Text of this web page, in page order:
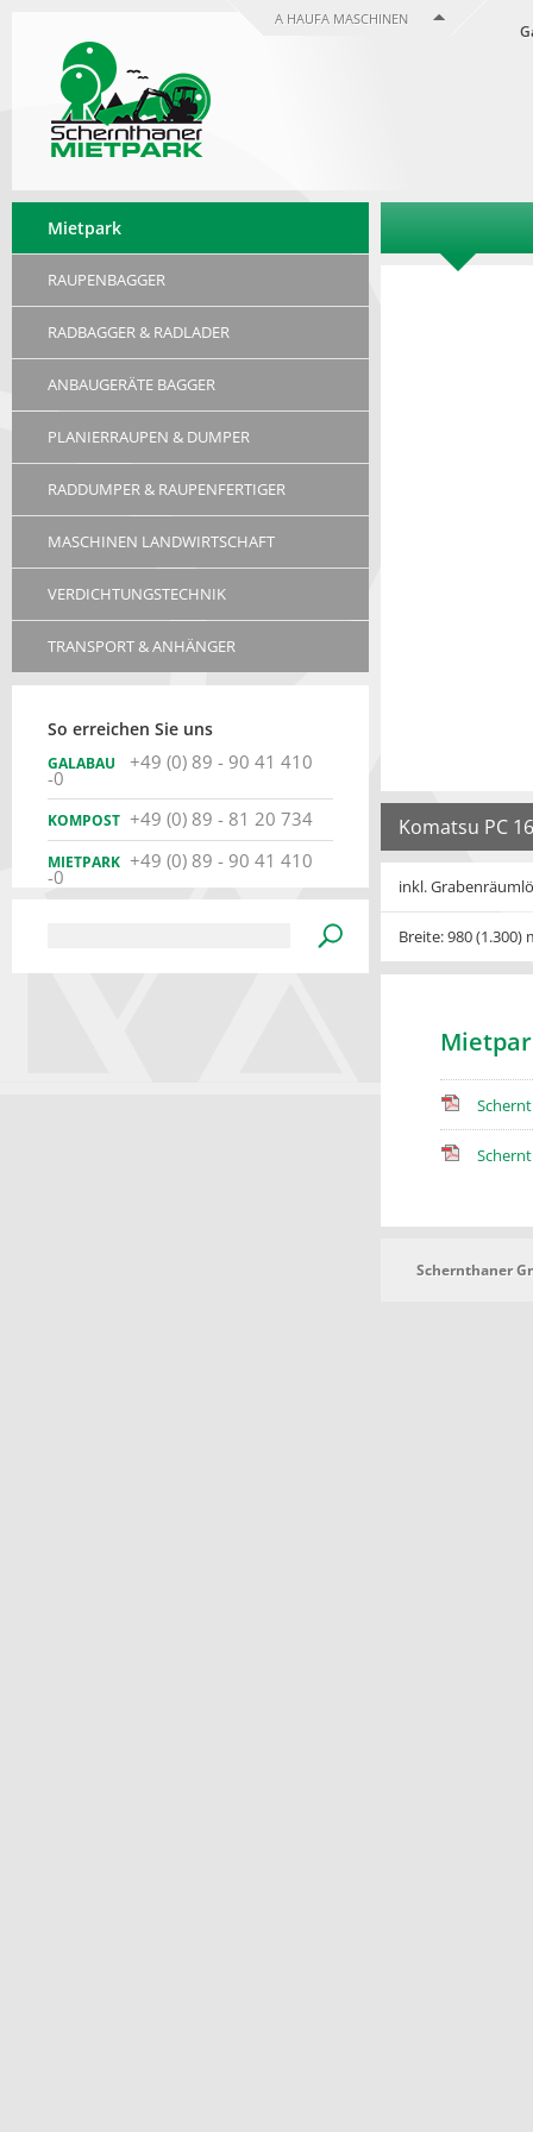
A HAUFA MASCHINEN
Mietpark
RAUPENBAGGER
RADBAGGER & RADLADER
ANBAUGERÄTE BAGGER
PLANIERRAUPEN & DUMPER
RADDUMPER & RAUPENFERTIGER
MASCHINEN LANDWIRTSCHAFT
VERDICHTUNGSTECHNIK
TRANSPORT & ANHÄNGER
So erreichen Sie uns
GALABAU +49 (0) 89 - 90 41 410
-0
KOMPOST +49 (0) 89 - 81 20 734
MIETPARK +49 (0) 89 - 90 41 410
-0
Komatsu PC 16
inkl.
Breite: 980 (1.300)
Schernthaner